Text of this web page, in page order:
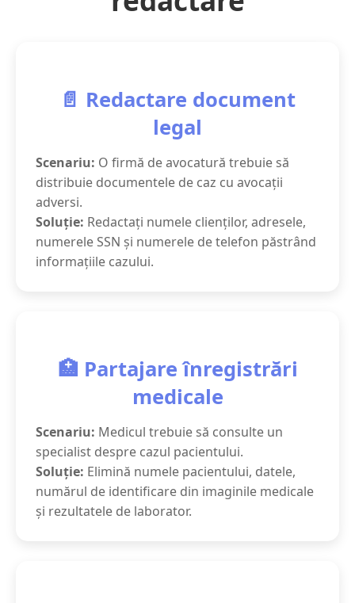
cărțile de identitate, permisele de conducere,
📄 Redactare document
legal
Scenariu: O firmă de avocatură trebuie să
distribuie documentele de caz cu avocații
adversi.
Soluție: Redactați numele clienților, adresele,
numerele SSN și numerele de telefon păstrând
informațiile cazului.
🏥 Partajare înregistrări
medicale
Scenariu: Medicul trebuie să consulte un
specialist despre cazul pacientului.
Soluție: Elimină numele pacientului, datele,
numărul de identificare din imaginile medicale
și rezultatele de laborator.